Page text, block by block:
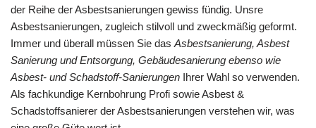
der Reihe der Asbestsanierungen gewiss fündig. Unsre
Asbestsanierungen, zugleich stilvoll und zweckmäßig geformt.
Immer und überall müssen Sie das Asbestsanierung, Asbest
Sanierung und Entsorgung, Gebäudesanierung ebenso wie
Asbest- und Schadstoff-Sanierungen Ihrer Wahl so verwenden.
Als fachkundige Kernbohrung Profi sowie Asbest &
Schadstoffsanierer der Asbestsanierungen verstehen wir, was